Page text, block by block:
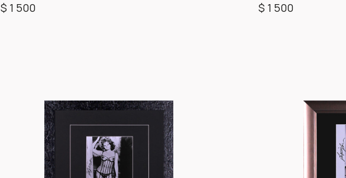
$ 1 500 $ 1 500